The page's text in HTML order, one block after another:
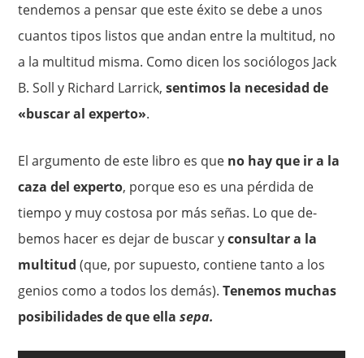
tendemos a pensar que este éxito se debe a unos
cuantos tipos listos que andan entre la multitud, no
a la mul­titud misma. Como dicen los sociólogos Jack
B. Soll y Richard La­rrick,sentimos la necesidad de
«buscar al experto».
El argumento de este libro es que no hay que ir a la
caza del experto, porque eso es una pérdida de
tiempo y muy costosa por más señas. Lo que de­
bemos hacer es dejar de buscar yconsultar a la
multitud (que, por supuesto, contiene tanto a los
genios como a todos los demás).Te­nemos muchas
posibilidades de que ellasepa.